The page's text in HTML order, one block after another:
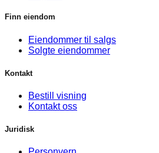
Finn eiendom
Eiendommer til salgs
Solgte eiendommer
Kontakt
Bestill visning
Kontakt oss
Juridisk